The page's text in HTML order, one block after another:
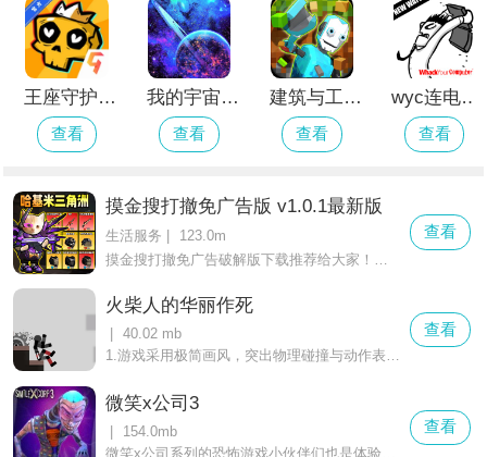
王座守护者手游最新版 v1.0.234免费版
查看
我的宇宙世界
查看
建筑与工艺机器人世界
查看
wyc连电脑都要干的男人
查看
摸金搜打撤免广告版 v1.0.1最新版
生活服务
123.0m
摸金搜打撤免广告破解版下载推荐给大家！不管是获取钞票还是解锁皮肤都不用看广告，多种模式，多个地图任你选择，获取更多物资才能提升你的生存能力，画风也是比较趣味的，喜欢的不要错过。
查看
火柴人的华丽作死
40.02 mb
1.游戏采用极简画风，突出物理碰撞与动作表现，画面干净而富有动态细节。
查看
微笑x公司3
154.0mb
查看